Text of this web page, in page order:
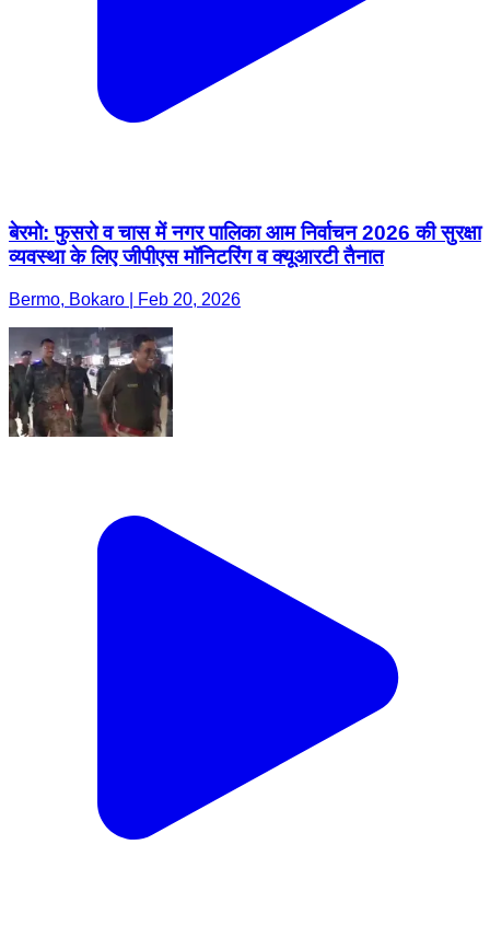
बेरमो: फुसरो व चास में नगर पालिका आम निर्वाचन 2026 की सुरक्षा
व्यवस्था के लिए जीपीएस मॉनिटरिंग व क्यूआरटी तैनात
Bermo, Bokaro | Feb 20, 2026